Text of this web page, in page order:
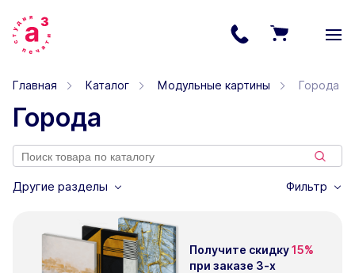
Главная Каталог Модульные картины Города
Города
Другие разделы Фильтр
Получите скидку15%
при заказе 3-х